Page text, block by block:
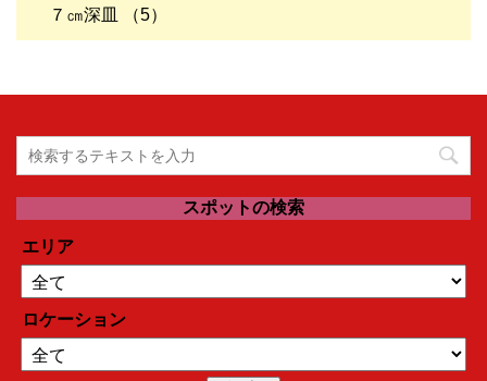
７㎝深皿 （5）
スポットの検索
エリア
ロケーション